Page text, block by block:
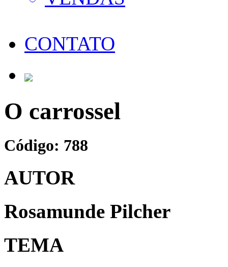
CONTATO
O carrossel
Código: 788
AUTOR
Rosamunde Pilcher
TEMA